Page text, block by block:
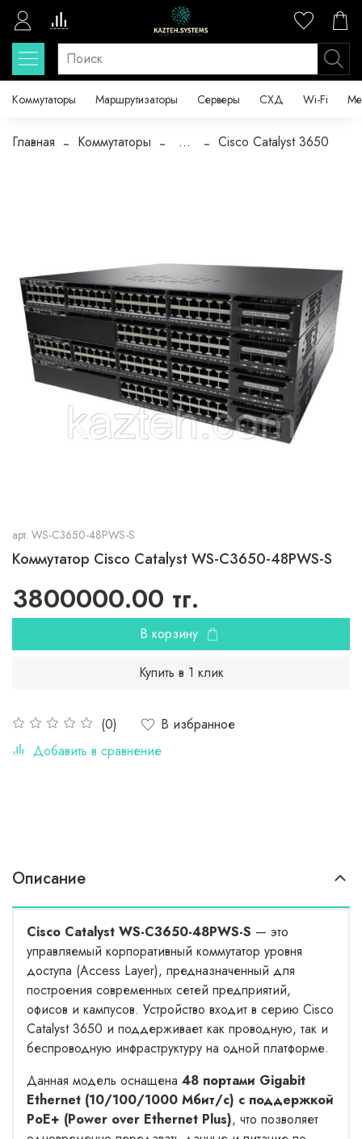
Коммутаторы Маршрутизаторы Серверы СХД Wi-Fi
Главная Коммутаторы ... Cisco Catalyst 3650
арт. WS-C3650-48PWS-S
Коммутатор Cisco Catalyst WS-C3650-48PWS-S
(0)
В избранное
Добавить в сравнение
3800000.00 тг.
В корзину
Купить в 1 клик
Описание
Cisco Catalyst WS-C3650-48PWS-S — это
управляемый корпоративный коммутатор уровня
доступа (Access Layer), предназначенный для
построения современных сетей предприятий,
офисов и кампусов. Устройство входит в серию Cisco
Catalyst 3650 и поддерживает как проводную, так и
беспроводную инфраструктуру на одной платформе.
Данная модель оснащена 48 портами Gigabit
Ethernet (10/100/1000 Мбит/с) с поддержкой
PoE+ (Power over Ethernet Plus), что позволяет